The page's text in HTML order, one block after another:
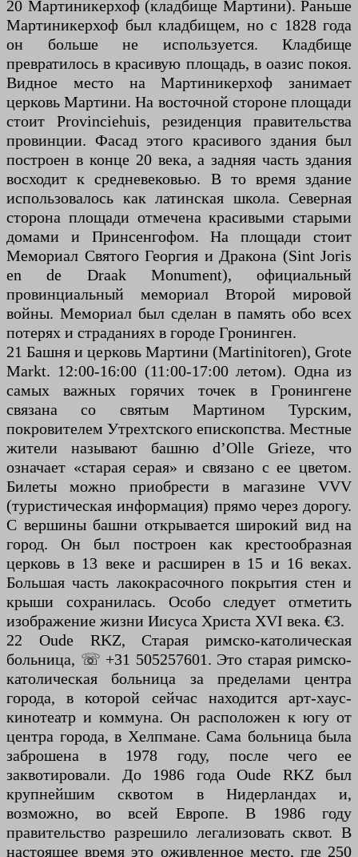
20 Мартиникерхоф (кладбище Мартини). Раньше
Мартиникерхоф был кладбищем, но с 1828 года
он больше не используется. Кладбище
превратилось в красивую площадь, в оазис покоя.
Видное место на Мартиникерхоф занимает
церковь Мартини. На восточной стороне площади
стоит Provinciehuis, резиденция правительства
провинции. Фасад этого красивого здания был
построен в конце 20 века, а задняя часть здания
восходит к средневековью. В то время здание
использовалось как латинская школа. Северная
сторона площади отмечена красивыми старыми
домами и Принсенгофом. На площади стоит
Мемориал Святого Георгия и Дракона (Sint Joris
en de Draak Monument), официальный
провинциальный мемориал Второй мировой
войны. Мемориал был сделан в память обо всех
потерях и страданиях в городе Гронинген.
21 Башня и церковь Мартини (Martinitoren), Grote
Markt. 12:00-16:00 (11:00-17:00 летом). Одна из
самых важных горячих точек в Гронингене
связана со святым Мартином Турским,
покровителем Утрехтского епископства. Местные
жители называют башню d’Olle Grieze, что
означает «старая серая» и связано с ее цветом.
Билеты можно приобрести в магазине VVV
(туристическая информация) прямо через дорогу.
С вершины башни открывается широкий вид на
город. Он был построен как крестообразная
церковь в 13 веке и расширен в 15 и 16 веках.
Большая часть лакокрасочного покрытия стен и
крыши сохранилась. Особо следует отметить
изображение жизни Иисуса Христа XVI века. €3.
22 Oude RKZ, Старая римско-католическая
больница, ☏ +31 505257601. Это старая римско-
католическая больница за пределами центра
города, в которой сейчас находится арт-хаус-
кинотеатр и коммуна. Он расположен к югу от
центра города, в Хелпмане. Сама больница была
заброшена в 1978 году, после чего ее
заквотировали. До 1986 года Oude RKZ был
крупнейшим сквотом в Нидерландах и,
возможно, во всей Европе. В 1986 году
правительство разрешило легализовать сквот. В
настоящее время это оживленное место, где 250